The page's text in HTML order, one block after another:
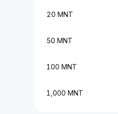
20 MNT
50 MNT
100 MNT
1,000 MNT